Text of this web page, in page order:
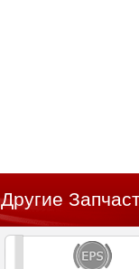
Другие